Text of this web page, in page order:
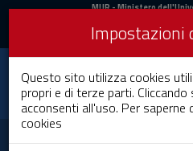
Vai
al
MIUR
Accedi
MUR- Ministero
Accedi
Toggle
navigation
Università
Studi di
Impostazioni
Questo sito utilizza cookies
propri e di terze parti.
acconsenti all'uso. Per saperne
cookies